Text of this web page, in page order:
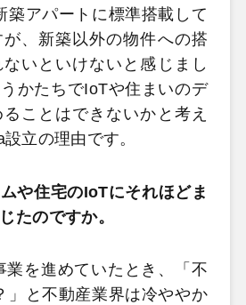
築アパートに標準搭載して
、新築以外の物件への搭
いといけないと感じまし
かたちでIoTや住まいのデ
ことはできないかと考え
立の理由です。
や住宅のIoTにそれほどま
たのですか。
業を進めていたとき、「不
」と不動産業界は冷ややか